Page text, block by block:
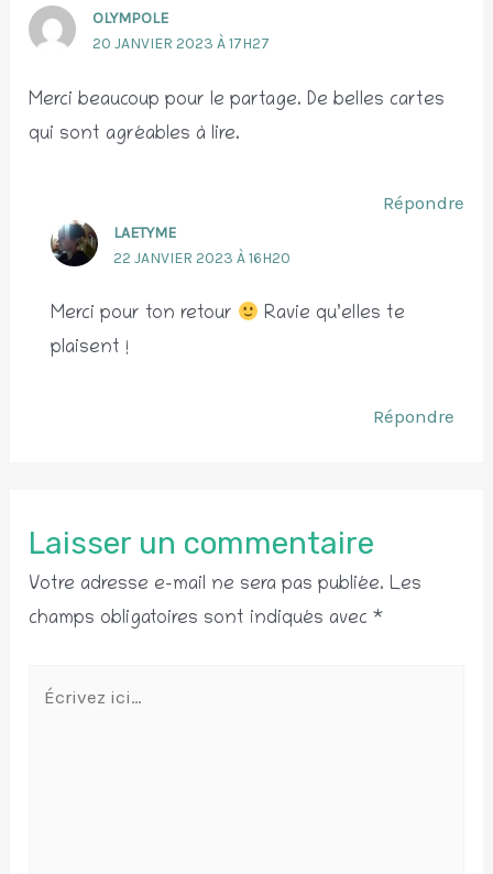
OLYMPOLE
20 JANVIER 2023 À 17H27
Merci beaucoup pour le partage. De belles cartes
qui sont agréables à lire.
Répondre
LAETYME
22 JANVIER 2023 À 16H20
Merci pour ton retour
Ravie qu’elles te
plaisent !
Répondre
Laisser un commentaire
Votre adresse e-mail ne sera pas publiée. Les
champs obligatoires sont indiqués avec*